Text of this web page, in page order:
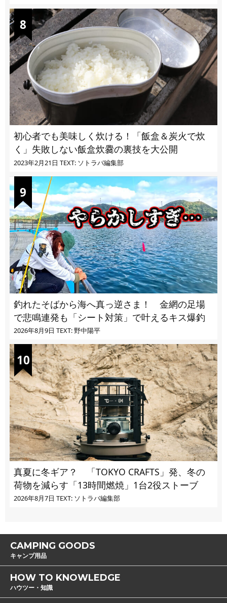
初心者でも美味しく炊ける！「飯盒＆炭火で炊
く」失敗しない飯盒炊爨の裏技を大公開
2023年2月21日 TEXT: ソトラバ編集部
釣れたそばから海へ真っ逆さま！ 金網の足場
で悲鳴連発も「シート対策」で叶えるキス爆釣
2026年8月9日 TEXT: 野中陽平
真夏に冬ギア？ 「TOKYO CRAFTS」発、冬の
荷物を減らす「13時間燃焼」1台2役ストーブ
2026年8月7日 TEXT: ソトラバ編集部
CAMPING GOODS
キャンプ用品
HOW TO KNOWLEDGE
ハウツー・知識